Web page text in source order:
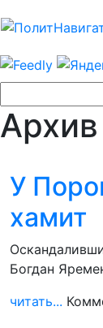
У
хамит
Богдан
читать...